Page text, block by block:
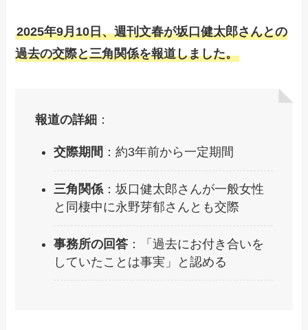
2025年9月10日、週刊文春が坂口健太郎さんとの
過去の交際と三角関係を報道しました。
報道の詳細 ：
交際期間 ：約3年前から一定期間
三角関係：坂口健太郎さんが一般女性
と同棲中に永野芽郁さんとも交際
事務所の回答 ：「過去にお付き合いを
していたことは事実」と認める